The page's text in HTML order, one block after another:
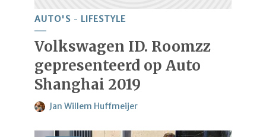
AUTO'S LIFESTYLE
Volkswagen ID. Roomzz
gepresenteerd op Auto
Shanghai 2019
Jan Willem Huffmeijer